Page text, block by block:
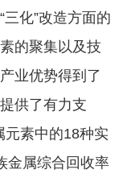
化”改造方面的
的聚集以及技
业优势得到了
供了有力支
元素中的18种实
金属综合回收率